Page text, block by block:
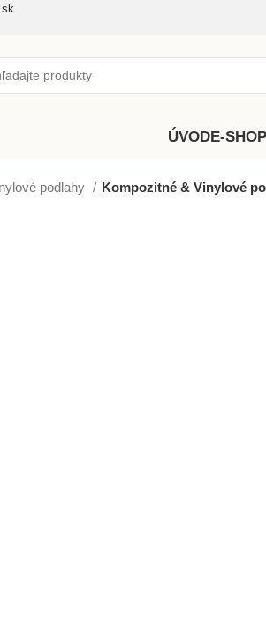
ÚVODE-SHOP
podlahy Kompozitné & Vinylové